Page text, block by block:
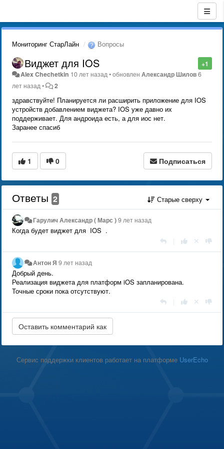
Мониторинг СтарЛайн Вопросы
+1
Виджет для IOS
Alex Chechetkin 10 лет назад •обновленАлександр Шилов6
лет назад • 2
здравствуйте! Планируется ли расширить приложение для IOS
устройств добавлением виджета? IOS уже давно их
поддерживает. Для андроида есть, а для иос нет.
Заранее спасиб
1 0 Подписаться
Ответы 2 Старые сверху
Гарулич Александр ( Марс )9 лет назад
Когда будет виджет для IOS .
Антон Я 9 лет назад
Добрый день.
Реализация виджета для платформ iOS запланирована.
Точные сроки пока отсутствуют.
Сервис поддержки клиентов работает на платформе UserEcho